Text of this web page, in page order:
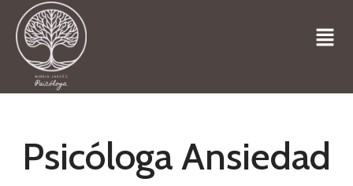
Psicóloga Ansiedad